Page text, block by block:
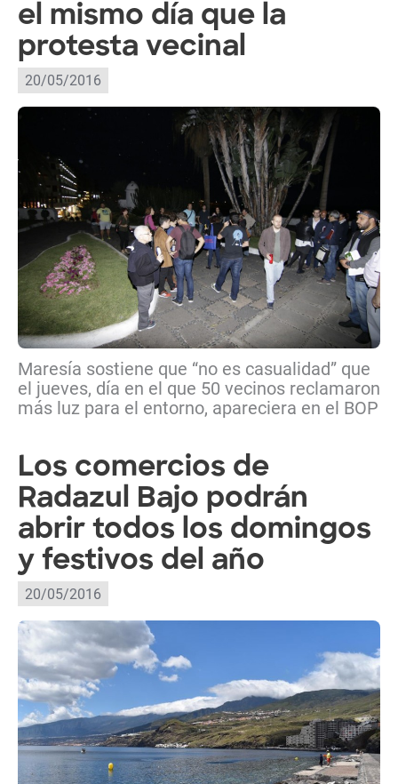
el mismo día que la
protesta vecinal
20/05/2016
Maresía sostiene que “no es casualidad” que
el jueves, día en el que 50 vecinos reclamaron
más luz para el entorno, apareciera en el BOP
Los comercios de
Radazul Bajo podrán
abrir todos los domingos
y festivos del año
20/05/2016